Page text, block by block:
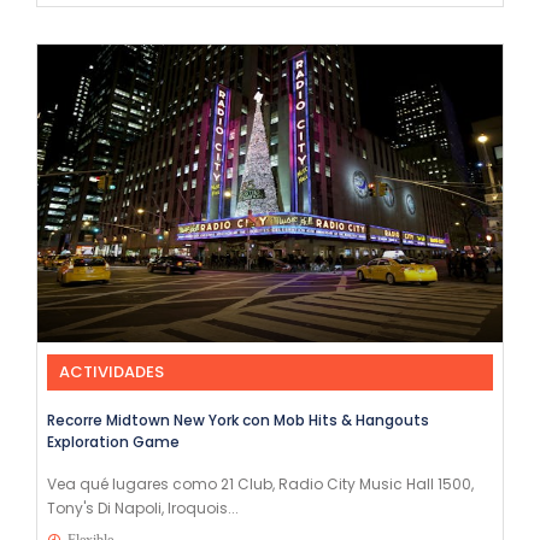
ACTIVIDADES
Recorre Midtown New York con Mob Hits & Hangouts
Exploration Game
Vea qué lugares como 21 Club, Radio City Music Hall 1500,
Tony's Di Napoli, Iroquois...